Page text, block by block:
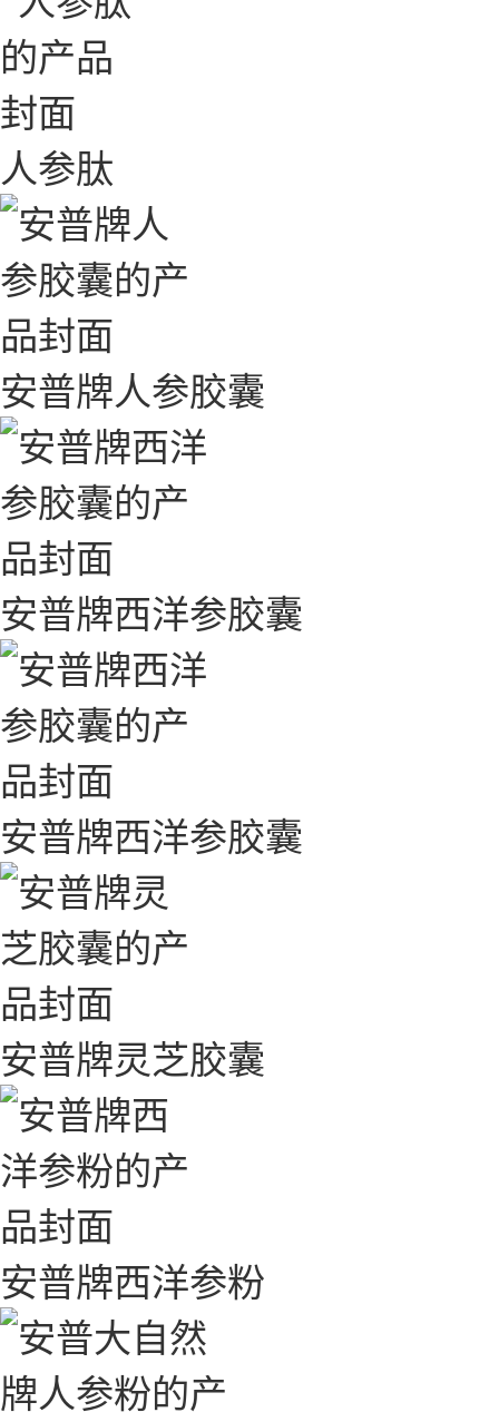
人参肽
安普牌人参胶囊
安普牌西洋参胶囊
安普牌西洋参胶囊
安普牌灵芝胶囊
安普牌西洋参粉